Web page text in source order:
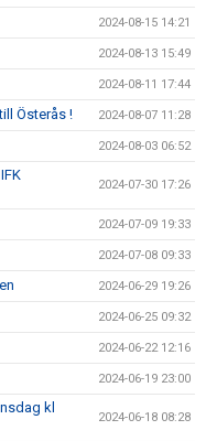
2024-08-15 14:21
2024-08-13 15:49
2024-08-11 17:44
Österås ! 2024-08-07 11:28
2024-08-03 06:52
2024-07-30 17:26
2024-07-09 19:33
2024-07-08 09:33
2024-06-29 19:26
2024-06-25 09:32
2024-06-22 12:16
2024-06-19 23:00
kl
2024-06-18 08:28